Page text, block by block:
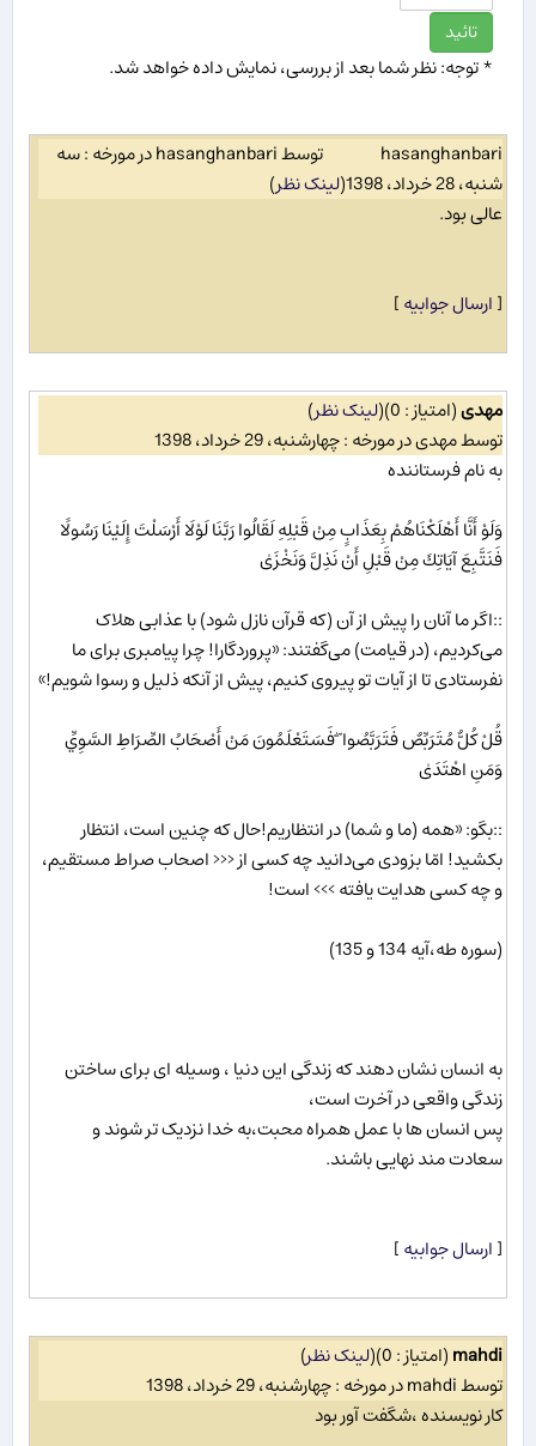
* توجه: نظر شما بعد از بررسی، نمایش داده خواهد شد.
hasanghanbari
توسط hasanghanbari در مورخه : سه
شنبه، 28 خرداد، 1398
(لینک نظر)
عالی بود.
[ارسال جوابیه]
مهدی(امتیاز : 0) (لینک نظر)
توسط مهدی در مورخه : چهارشنبه، 29 خرداد، 1398
به نام فرستاننده
وَلَوْ أَنَّا أَهْلَكْنَاهُمْ بِعَذَابٍ مِنْ قَبْلِهِ لَقَالُوا رَبَّنَا لَوْلَا أَرْسَلْتَ إِلَيْنَا رَسُولًا
فَنَتَّبِعَ آيَاتِكَ مِنْ قَبْلِ أَنْ نَذِلَّ وَنَخْزَىٰ
::اگر ما آنان را پیش از آن (که قرآن نازل شود) با عذابی هلاک
می‌کردیم، (در قیامت) می‌گفتند: «پروردگارا! چرا پیامبری برای ما
نفرستادی تا از آیات تو پیروی کنیم، پیش از آنکه ذلیل و رسوا شویم!»
قُلْ كُلٌّ مُتَرَبِّصٌ فَتَرَبَّصُوا ۖ فَسَتَعْلَمُونَ مَنْ أَصْحَابُ الصِّرَاطِ السَّوِيِّ
وَمَنِ اهْتَدَىٰ
::بگو: «همه (ما و شما) در انتظاریم!حال که چنین است، انتظار
بکشید! امّا بزودی می‌دانید چه کسی از <<< اصحاب صراط مستقیم،
و چه کسی هدایت یافته >>> است!
(سوره طه،آیه 134 و 135)
به انسان نشان دهند که زندگی این دنیا ، وسیله ای برای ساختن
زندگی واقعی در آخرت است،
پس انسان ها با عمل همراه محبت،به خدا نزدیک تر شوند و
سعادت مند نهایی باشند.
[ارسال جوابیه]
mahdi(امتیاز : 0) (لینک نظر)
توسط mahdi در مورخه : چهارشنبه، 29 خرداد، 1398
کار نویسنده ،شگفت آور بود